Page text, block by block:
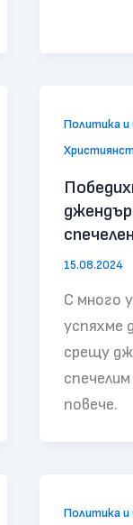
Политика
15.08.2024
С много
успяхме
срещу
повече.
Политика